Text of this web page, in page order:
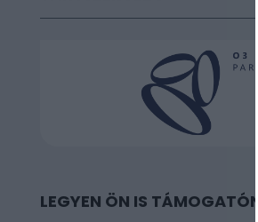
LEGYEN ÖN IS